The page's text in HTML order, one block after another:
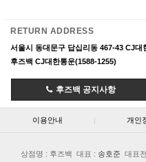
RETURN ADDRESS
서울시 동대문구 답십리동 467-43 CJ대
후즈백 CJ대한통운(1588-1255)
후즈백 공지사항
이용안내 | 개인
상점명 : 후즈백 대표 : 송호준 대표